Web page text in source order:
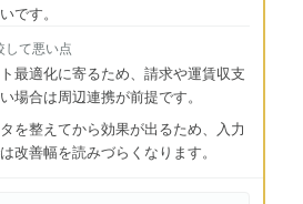
です。
して悪い点
最適化に寄るため、請求や運賃収支
場合は周辺連携が前提です。
を整えてから効果が出るため、入力
改善幅を読みづらくなります。